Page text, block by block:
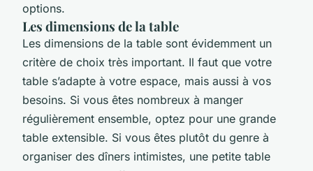
options.
Les dimensions de la table
Les dimensions de la table sont évidemment un
critère de choix très important. Il faut que votre
table s’adapte à votre espace, mais aussi à vos
besoins. Si vous êtes nombreux à manger
régulièrement ensemble, optez pour une grande
table extensible. Si vous êtes plutôt du genre à
organiser des dîners intimistes, une petite table